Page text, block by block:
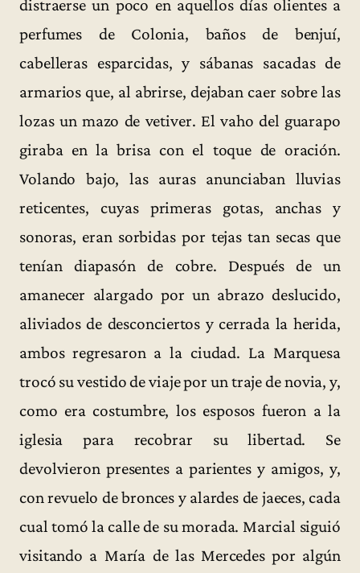
distraerse un poco en aquellos días olientes a
perfumes de Colonia, baños de benjuí,
cabelleras esparcidas, y sábanas sacadas de
armarios que, al abrirse, dejaban caer sobre las
lozas un mazo de vetiver. El vaho del guarapo
giraba en la brisa con el toque de oración.
Volando bajo, las auras anunciaban lluvias
reticentes, cuyas primeras gotas, anchas y
sonoras, eran sorbidas por tejas tan secas que
tenían diapasón de cobre. Después de un
amanecer alargado por un abrazo deslucido,
aliviados de desconciertos y cerrada la herida,
ambos regresaron a la ciudad. La Marquesa
trocó su vestido de viaje por un traje de novia, y,
como era costumbre, los esposos fueron a la
iglesia para recobrar su libertad. Se
devolvieron presentes a parientes y amigos, y,
con revuelo de bronces y alardes de jaeces, cada
cual tomó la calle de su morada. Marcial siguió
visitando a María de las Mercedes por algún